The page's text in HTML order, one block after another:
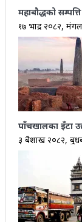
महाबौद्धको
१७ भाद्र २०८२,
पाँचखालका इँटा
३ बैशाख २०८२,